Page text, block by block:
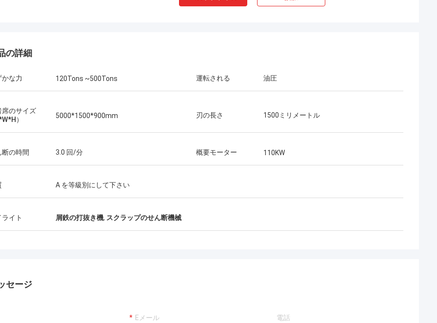
の詳細
かな力 120Tons ~500Tons 運転される 油圧
席のサイズ
）
5000*1500*900mm 刃の長さ 1500ミリメートル
断の時間 3.0 回/分 概要モーター 110KW
A を等級別にして下さい
イト 屑鉄の打抜き機, スクラップのせん断機械
セージ